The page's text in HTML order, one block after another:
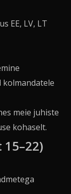
EE, LV, LT
kolmandatele
meie juhiste
kohaselt.
15–22)